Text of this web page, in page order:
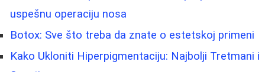
uspešnu operaciju nosa
Botox: Sve što treba da znate o estetskoj primeni
Kako Ukloniti Hiperpigmentaciju: Najbolji Tretmani i